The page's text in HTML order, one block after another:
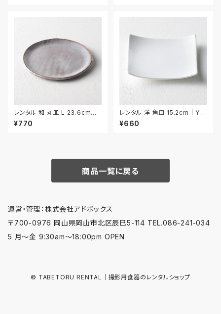
レンタル 和 丸皿 L 23.6cm｜
WML022
¥770
レンタル 洋 角皿 15.2cm｜YK
A020
¥660
商品一覧に戻る
運営・管理：株式会社アドボックス
〒700-0976 岡山県岡山市北区辰巳5-114 TEL.086-241-034
5 月〜金 9:30am〜18:00pm OPEN
© TABETORU RENTAL｜撮影用食器のレンタルショップ